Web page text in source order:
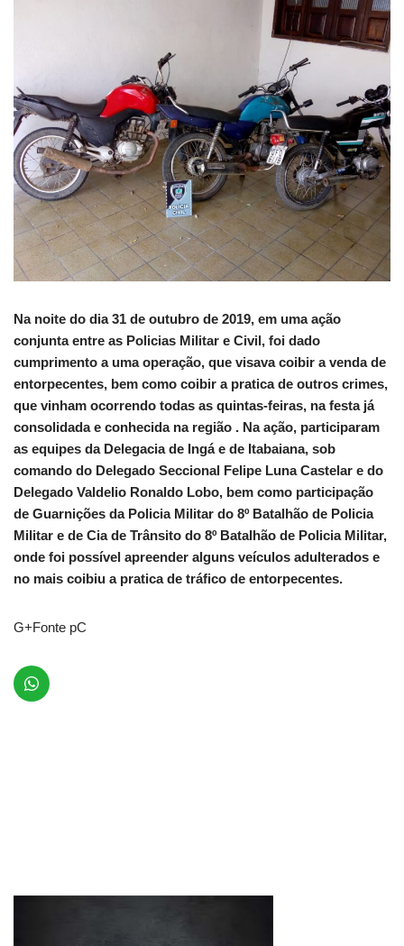
Na noite do dia 31 de outubro de 2019, em uma ação
conjunta entre as Policias Militar e Civil, foi dado
cumprimento a uma operação, que visava coibir a venda de
entorpecentes, bem como coibir a pratica de outros crimes,
que vinham ocorrendo todas as quintas-feiras, na festa já
consolidada e conhecida na região . Na ação, participaram
as equipes da Delegacia de Ingá e de Itabaiana, sob
comando do Delegado Seccional Felipe Luna Castelar e do
Delegado Valdelio Ronaldo Lobo, bem como participação
de Guarnições da Policia Militar do 8º Batalhão de Policia
Militar e de Cia de Trânsito do 8º Batalhão de Policia Militar,
onde foi possível apreender alguns veículos adulterados e
no mais coibiu a pratica de tráfico de entorpecentes.
G+Fonte pC